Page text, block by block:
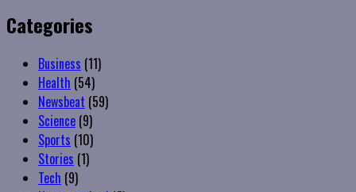
Categories
Business (11)
Health (54)
Newsbeat (59)
Science (9)
Sports (10)
Stories (1)
Tech (9)